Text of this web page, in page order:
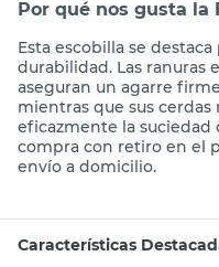
Por qué nos gusta la
Esta escobilla se
durabilidad. Las ranuras
aseguran un agarre
mientras que sus
eficazmente la suciedad
compra con retiro en el
envío a domicilio.
Características